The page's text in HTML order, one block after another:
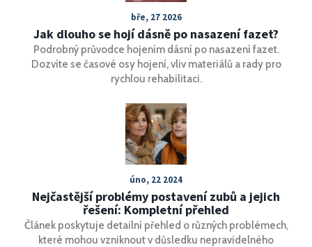
bře, 27 2026
Jak dlouho se hojí dásně po nasazení fazet?
Podrobný průvodce hojením dásní po nasazení fazet.
Dozvíte se časové osy hojení, vliv materiálů a rady pro
rychlou rehabilitaci.
úno, 22 2024
Nejčastější problémy postavení zubů a jejich
řešení: Kompletní přehled
Článek poskytuje detailní přehled o různých problémech,
které mohou vzniknout v důsledku nepravidelného